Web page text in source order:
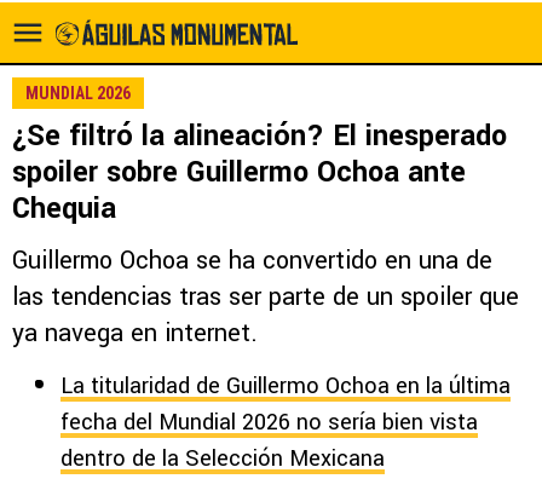
MUNDIAL 2026
¿Se filtró la alineación? El inesperado
spoiler sobre Guillermo Ochoa ante
Chequia
Guillermo Ochoa se ha convertido en una de
las tendencias tras ser parte de un spoiler que
ya navega en internet.
La titularidad de Guillermo Ochoa en la última
fecha del Mundial 2026 no sería bien vista
dentro de la Selección Mexicana